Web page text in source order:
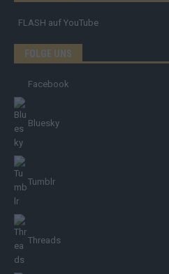
FLASH auf YouTube
FOLGE UNS
Facebook
Bluesky
Tumblr
Threads